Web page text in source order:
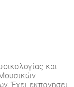
και
Έχει εκπονήσει